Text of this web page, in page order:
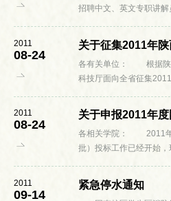
招聘中文、英文专职讲解员数名。 一、
良好，身体健康，相貌端
2011
08-24
各有关单位： 根据陕科计发[2011]132号文件精神，省
科技厅面向全省征集
征集的项目类别 ...
2011
08-24
各相关学院： 2011年度国家社科基金重大项目（第三
批）投标工作已经开始，
个招标选题，每个招标选...
2011
09-14
紧急停水通知